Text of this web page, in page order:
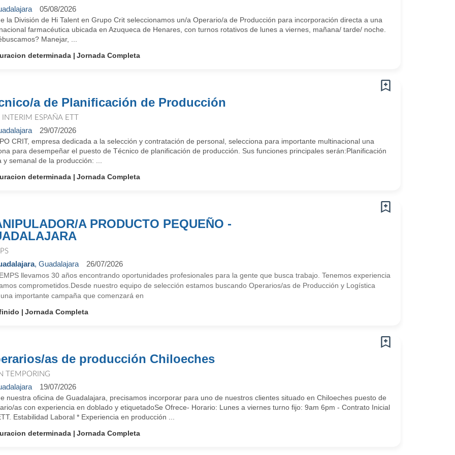
05/08/2026
la División de Hi Talent en Grupo Crit seleccionamos un/a Operario/a de Producción para incorporación directa a una
farmacéutica ubicada en Azuqueca de Henares, con turnos rotativos de lunes a viernes, mañana/ tarde/ noche.
Manejar, ...
determinada
Jornada Completa
a de Planificación de Producción
INTERIM ESPAÑA ETT
29/07/2026
CRIT, empresa dedicada a la selección y contratación de personal, selecciona para importante multinacional una
para desempeñar el puesto de Técnico de planificación de producción. Sus funciones principales serán:Planificación
y semanal de la producción: ...
determinada
Jornada Completa
A PRODUCTO PEQUEÑO -
, Guadalajara 26/07/2026
llevamos 30 años encontrando oportunidades profesionales para la gente que busca trabajo. Tenemos experiencia
comprometidos.Desde nuestro equipo de selección estamos buscando Operarios/as de Producción y Logística
importante campaña que comenzará en
Jornada Completa
as de producción Chiloeches
TEMPORING
19/07/2026
nuestra oficina de Guadalajara, precisamos incorporar para uno de nuestros clientes situado en Chiloeches puesto de
as con experiencia en doblado y etiquetadoSe Ofrece- Horario: Lunes a viernes turno fijo: 9am 6pm - Contrato Inicial
Estabilidad Laboral * Experiencia en producción ...
determinada
Jornada Completa